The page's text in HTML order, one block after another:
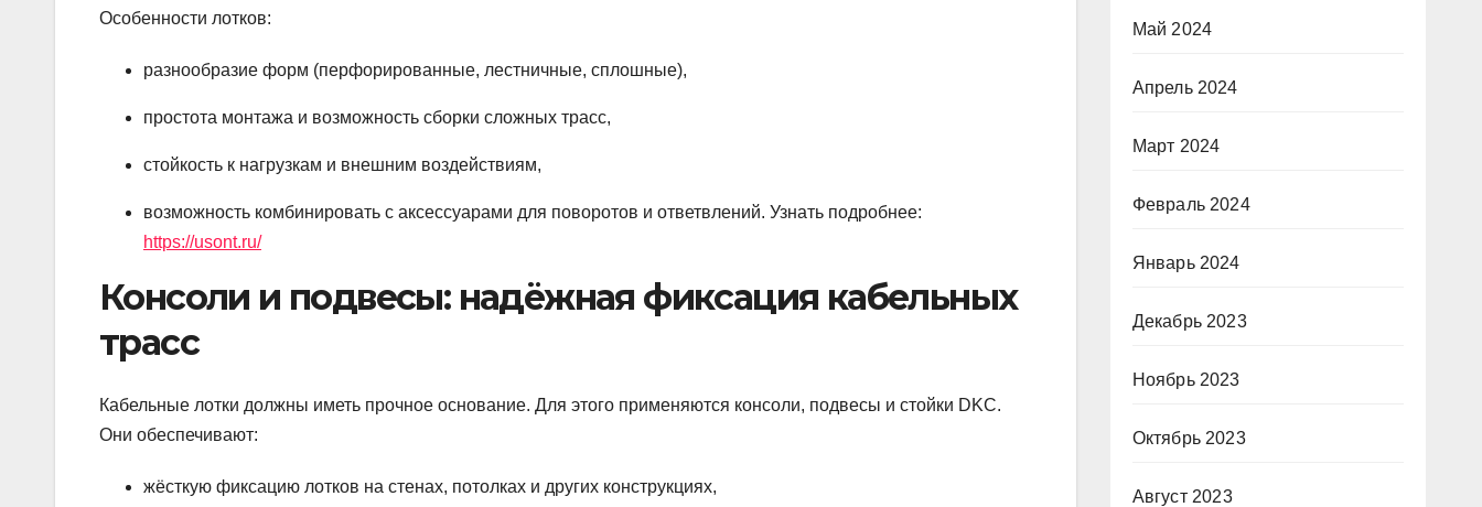
Особенности лотков:
разнообразие форм (перфорированные, лестничные, сплошные),
простота монтажа и возможность сборки сложных трасс,
стойкость к нагрузкам и внешним воздействиям,
возможность комбинировать с аксессуарами для поворотов и ответвлений. Узнать подробнее:
https://usont.ru/
Консоли и подвесы: надёжная фиксация кабельных
трасс
Кабельные лотки должны иметь прочное основание. Для этого применяются консоли, подвесы и стойки DKC.
Они обеспечивают:
жёсткую фиксацию лотков на стенах, потолках и других конструкциях,
Май 2024
Апрель 2024
Март 2024
Февраль 2024
Январь 2024
Декабрь 2023
Ноябрь 2023
Октябрь 2023
Август 2023